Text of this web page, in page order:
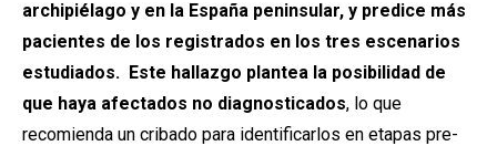
archipiélago y en la España peninsular, y predice más
pacientes de los registrados en los tres escenarios
estudiados. Este hallazgo plantea la posibilidad de
que haya afectados no diagnosticados, lo que
recomienda un cribado para identificarlos en etapas pre-